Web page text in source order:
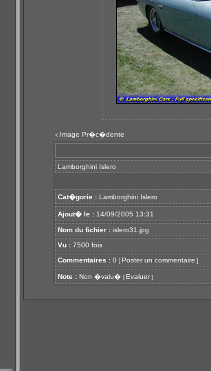
< Image Pr�c�dente
Lamborghini Islero
Cat�gorie : Lamborghini Islero
Ajout� le : 14/09/2005 13:31
Nom du fichier : islero31.jpg
Vu : 7500 fois
Commentaires : 0 [ Poster un commentaire ]
Note : Non �valu� [ Evaluer ]